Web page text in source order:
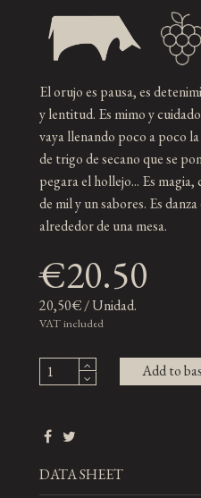
El orujo es pausa, es
y lentitud. Es mimo y
vaya llenando poco a poco
de trigo de secano que se
pegara el hollejo... Es
de mil y un sabores. Es
alrededor de una mesa.
€20.50
20,50€ / Unidad.
VAT included
Add to
DATA SHEET